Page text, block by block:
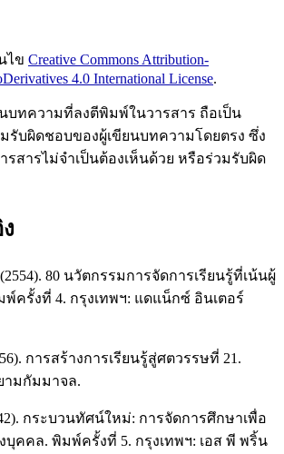
ไข Creative Commons Attribution-
4.0 International License.
บทความที่ลงตีพิมพ์ในวารสาร ถือเป็น
รับผิดชอบของผู้เขียนบทความโดยตรง ซึ่ง
รสารไม่จำเป็นต้องเห็นด้วย หรือร่วมรับผิด
80 นวัตกรรมการจัดการเรียนรู้ที่เน้นผู้
ครั้งที่ 4. กรุงเทพฯ: แดแน็กซ์ อินเตอร์
การสร้างการเรียนรู้สู่ศตวรรษที่ 21.
ามกัมมาจล.
กระบวนทัศน์ใหม่: การจัดการศึกษาเพื่อ
คคล. พิมพ์ครั้งที่ 5. กรุงเทพฯ: เอส พี พริ้น